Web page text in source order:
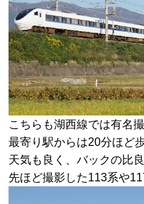
こちらも湖西線では有名
最寄り駅からは20分ほど
天気も良く、バックの比
先ほど撮影した113系や